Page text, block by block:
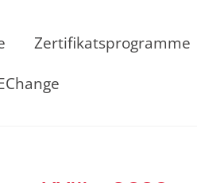
Zertifikatsprogramme